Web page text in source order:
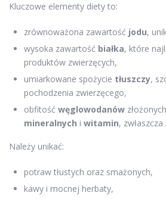
Kluczowe elementy diety to:
zrównoważona zawartość jodu,
wysoka zawartość białka, które
produktów zwierzęcych,
umiarkowane spożycie tłuszczy,
pochodzenia zwierzęcego,
obfitość węglowodanów
mineralnych i witamin, zwłaszcza
Należy unikać:
potraw tłustych oraz smażonych,
kawy i mocnej herbaty,